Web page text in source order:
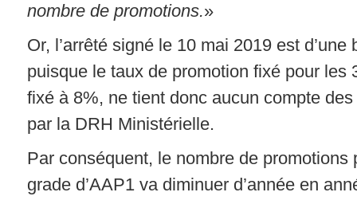
nombre de promotions.»
Or, l’arrêté signé le 10 mai 2019 est
puisque le taux de promotion fixé pour les
fixé à 8%, ne tient donc aucun compte
par la DRH Ministérielle.
Par conséquent, le nombre de promotions
grade d’AAP1 va diminuer d’année en